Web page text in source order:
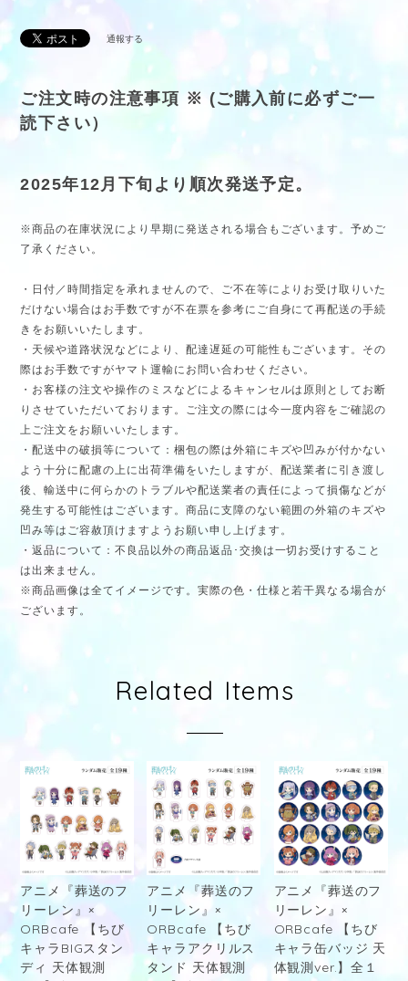
通報する
ご注文時の注意事項 ※ (ご購入前に必ずご一
読下さい）
2025年12月下旬より順次発送予定。
※商品の在庫状況により早期に発送される場合もございます。予めご
了承ください。
・日付／時間指定を承れませんので、ご不在等によりお受け取りいた
だけない場合はお手数ですが不在票を参考にご自身にて再配送の手続
きをお願いいたします。
・天候や道路状況などにより、配達遅延の可能性もございます。その
際はお手数ですがヤマト運輸にお問い合わせください。
・お客様の注文や操作のミスなどによるキャンセルは原則としてお断
りさせていただいております。ご注文の際には今一度内容をご確認の
上ご注文をお願いいたします。
・配送中の破損等について：梱包の際は外箱にキズや凹みが付かない
よう十分に配慮の上に出荷準備をいたしますが、配送業者に引き渡し
後、輸送中に何らかのトラブルや配送業者の責任によって損傷などが
発生する可能性はございます。商品に支障のない範囲の外箱のキズや
凹み等はご容赦頂けますようお願い申し上げます。
・返品について：不良品以外の商品返品･交換は一切お受けすること
は出来ません。
※商品画像は全てイメージです。実際の色・仕様と若干異なる場合が
ございます。
Related Items
アニメ『葬送のフ
リーレン』×
ORBcafe 【ちび
キャラBIGスタン
ディ 天体観測
アニメ『葬送のフ
リーレン』×
ORBcafe 【ちび
キャラアクリルス
タンド 天体観測
アニメ『葬送のフ
リーレン』×
ORBcafe 【ちび
キャラ缶バッジ 天
体観測ver.】全１